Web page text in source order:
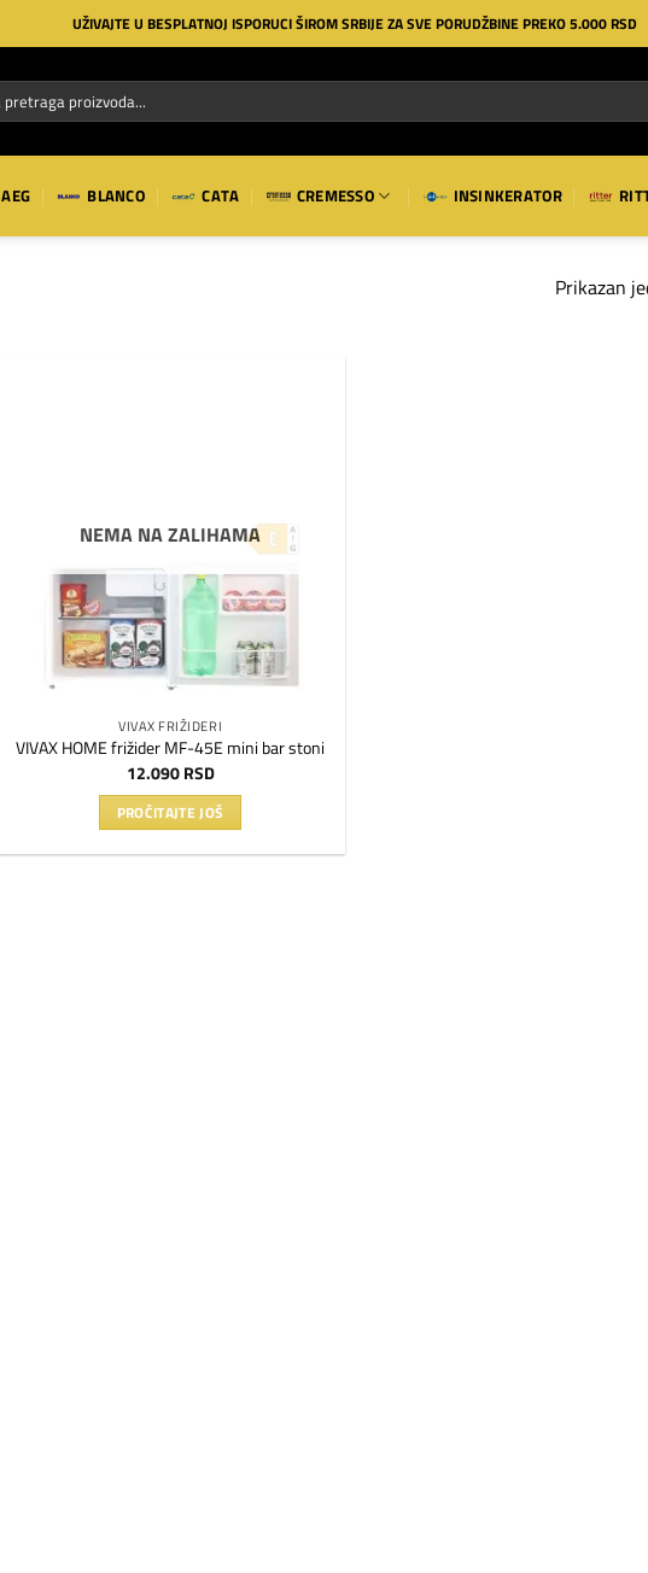
UŽIVAJTE U BESPLATNOJ ISPORUCI ŠIROM SRBIJE ZA SVE PORUDŽBINE PREKO 5.000 RSD
AEG BLANCO CATA CREMESSO INSINKERATOR
Prikazan
NEMA NA ZALIHAMA
VIVAX FRIŽIDERI
VIVAX HOME frižider MF-45E mini bar stoni
12.090RSD
PROČITAJTE JOŠ